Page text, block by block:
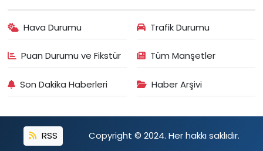
Hava Durumu Trafik Durumu
Puan Durumu ve Fikstür Tüm Manşetler
Son Dakika Haberleri Haber Arşivi
RSS Copyright © 2024. Her hakkı saklıdır.